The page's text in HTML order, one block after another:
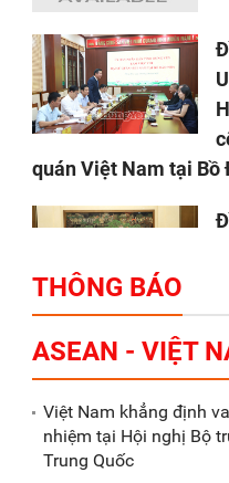
quán Việt Nam tại Bồ
Partners
THÔNG BÁO
ASEAN - VIỆT
Việt Nam khẳng định
nhiệm tại Hội nghị Bộ
Trung Quốc